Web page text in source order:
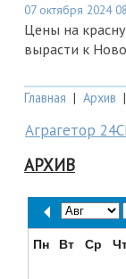
07 октября 2024
Цены на
вырасти к
Главная | Архив |
Аграгетор
АРХИВ
Пн Вт Ср